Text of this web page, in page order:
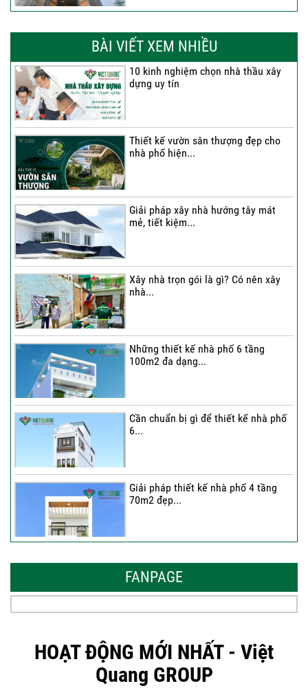
Anh...
BÀI VIẾT XEM NHIỀU
10 kinh nghiệm chọn nhà thầu xây
dựng uy tín
Thiết kế vườn sân thượng đẹp cho
nhà phố hiện...
Giải pháp xây nhà hướng tây mát
mẻ, tiết kiệm...
Xây nhà trọn gói là gì? Có nên xây
nhà...
Những thiết kế nhà phố 6 tầng
100m2 đa dạng...
Cần chuẩn bị gì để thiết kế nhà phố
6...
Giải pháp thiết kế nhà phố 4 tầng
70m2 đẹp...
đẹp, sang...
50m2...
FANPAGE
HOẠT ĐỘNG MỚI NHẤT - Việt
Quang GROUP